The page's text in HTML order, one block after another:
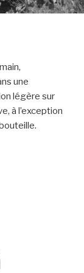
une
légère sur
à l’exception